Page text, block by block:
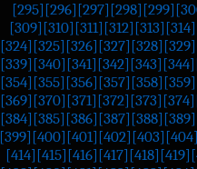
[295] [296] [297] [298] [299]
[309] [310] [311] [312] [313] [314]
[324] [325] [326] [327] [328] [329]
[339] [340] [341] [342] [343] [344]
[354] [355] [356] [357] [358] [359]
[369] [370] [371] [372] [373] [374]
[384] [385] [386] [387] [388] [389]
[399] [400] [401] [402] [403]
[414] [415] [416] [417] [418] [419]